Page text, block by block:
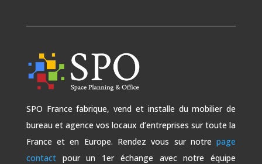
SPO France fabrique, vend et installe du mobilier de
bureau et agence vos locaux d’entreprises sur toute la
France et en Europe. Rendez vous sur notrepage
contactpour un 1er échange avec notre équipe